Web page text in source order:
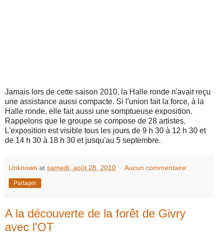
Jamais lors de cette saison 2010, la Halle ronde n'avait reçu
une assistance aussi compacte. Si l'union fait la force, à la
Halle ronde, elle fait aussi une somptueuse exposition.
Rappelons que le groupe se compose de 28 artistes.
L'exposition est visible tous les jours de 9 h 30 à 12 h 30 et
de 14 h 30 à 18 h 30 et jusqu'au 5 septembre.
Unknown at samedi, août 28, 2010 Aucun commentaire:
Partager
A la découverte de la forêt de Givry
avec l'OT